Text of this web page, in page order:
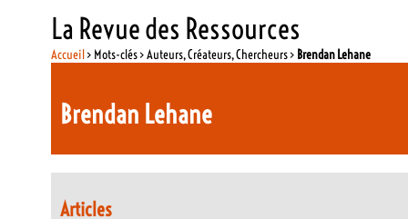
La Revue des Ressources
Accueil> Mots-clés > Auteurs, Créateurs, Chercheurs > Brendan Lehane
Brendan Lehane
Articles